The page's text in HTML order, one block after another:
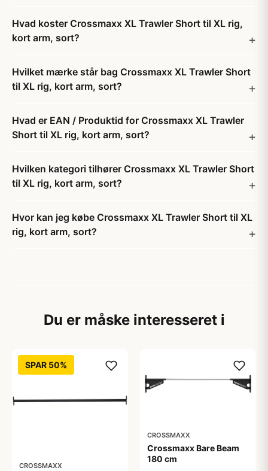
Hvad koster Crossmaxx XL Trawler Short til XL rig,
kort arm, sort?
Hvilket mærke står bag Crossmaxx XL Trawler Short
til XL rig, kort arm, sort?
Hvad er EAN / Produktid for Crossmaxx XL Trawler
Short til XL rig, kort arm, sort?
Hvilken kategori tilhører Crossmaxx XL Trawler Short
til XL rig, kort arm, sort?
Hvor kan jeg købe Crossmaxx XL Trawler Short til XL
rig, kort arm, sort?
Du er måske interesseret i
SPAR 50%
CROSSMAXX
CROSSMAXX
Crossmaxx Bare Beam
180 cm